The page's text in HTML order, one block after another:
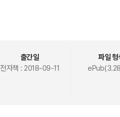
출간일
전자책 : 2018-09-11
파일 형